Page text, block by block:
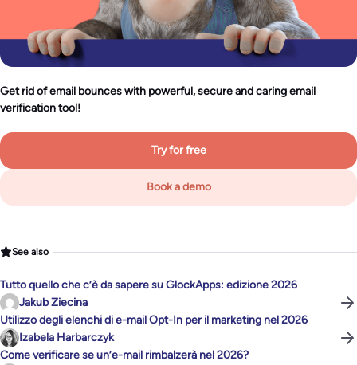
Get rid of email bounces with powerful, secure and caring email
verification tool!
Try for free
Book a demo
See also
Tutto quello che c’è da sapere su GlockApps: edizione 2026
Jakub Ziecina
Utilizzo degli elenchi di e-mail Opt-In per il marketing nel 2026
Izabela Harbarczyk
Come verificare se un’e-mail rimbalzerà nel 2026?